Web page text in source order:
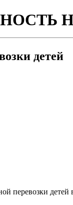
детей
перевозки